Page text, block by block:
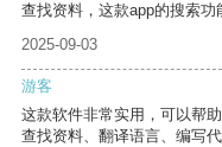
查找资料，这款app的搜索功
2025-09-03
游客
这款软件非常实用，可以帮
查找资料、翻译语言、编写代